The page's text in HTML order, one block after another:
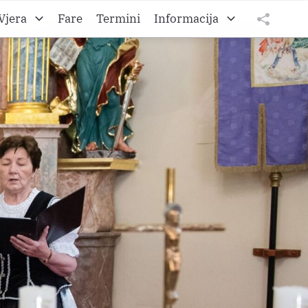
A
B
C
Fare Termini
Informacija
O Željezanskoj biškupiji
O Gradišćanski Hrvati
O Hrvatskom vikarijatu
Impressum
Datenschutz